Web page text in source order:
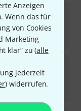
Anzeigen
Wenn das für
von Cookies
Marketing
klar“ zu (alle
jederzeit
) widerrufen.
Signature
Signature